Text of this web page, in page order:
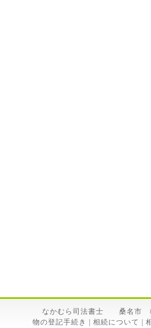
なかむら司法書士 桑名市
物の登記手続き
相続について